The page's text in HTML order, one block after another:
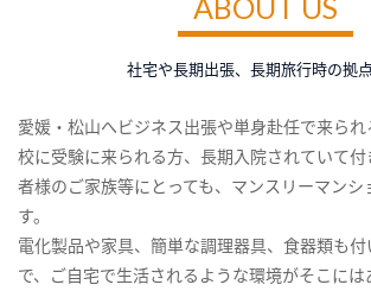
ABOUT US
社宅や長期出張、長期旅行時の拠点
愛媛・松山へビジネス出張や単身赴任で来ら
校に受験に来られる方、長期入院されていて
者様のご家族等にとっても、マンスリーマンシ
す。
電化製品や家具、簡単な調理器具、食器類も
で、ご自宅で生活されるような環境がそこに